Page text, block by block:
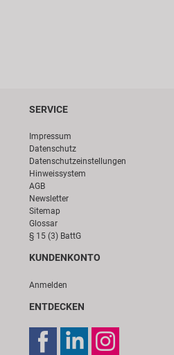
SERVICE
Impressum
Datenschutz
Datenschutzeinstellungen
Hinweissystem
AGB
Newsletter
Sitemap
Glossar
§ 15 (3) BattG
KUNDENKONTO
Anmelden
ENTDECKEN